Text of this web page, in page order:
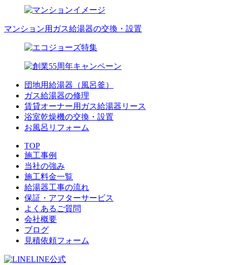
マンション用ガス給湯器の交換・設置
団地用給湯器（風呂釜）
ガス給湯器の修理
賃貸オーナー用ガス給湯器リース
浴室乾燥機の交換・設置
お風呂リフォーム
TOP
施工事例
当社の強み
施工料金一覧
給湯器工事の流れ
保証・アフターサービス
よくあるご質問
会社概要
ブログ
見積依頼フォーム
LINE公式